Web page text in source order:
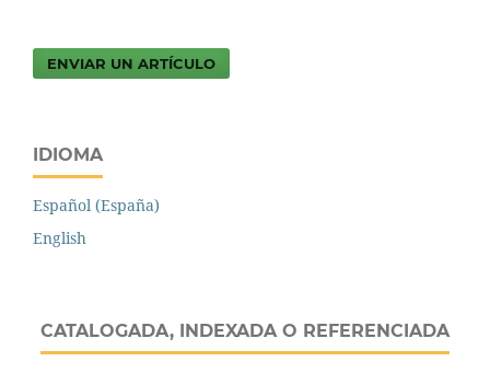
ENVIAR UN ARTÍCULO
IDIOMA
Español (España)
English
CATALOGADA, INDEXADA O REFERENCIADA